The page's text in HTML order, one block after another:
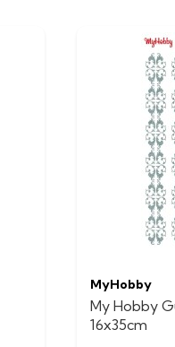
MyHobby
My Hobby
16x35cm